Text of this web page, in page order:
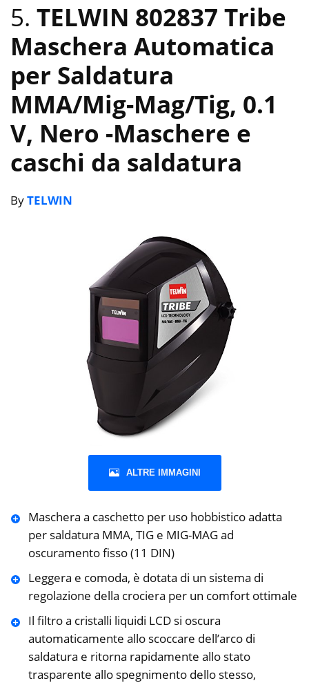
5. TELWIN 802837 Tribe
Maschera Automatica
per Saldatura
MMA/Mig-Mag/Tig, 0.1
V, Nero -Maschere e
caschi da saldatura
ByTELWIN
ALTRE IMMAGINI
Maschera a caschetto per uso hobbistico adatta
per saldatura MMA, TIG e MIG-MAG ad
oscuramento fisso (11 DIN)
Leggera e comoda, è dotata di un sistema di
regolazione della crociera per un comfort ottimale
Il filtro a cristalli liquidi LCD si oscura
automaticamente allo scoccare dell’arco di
saldatura e ritorna rapidamente allo stato
trasparente allo spegnimento dello stesso,